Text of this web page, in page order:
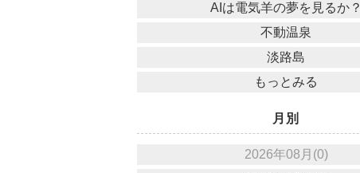
AIは電気羊の夢を見るか？
不動温泉
淡路島
もっとみる
月別
2026年08月(0)